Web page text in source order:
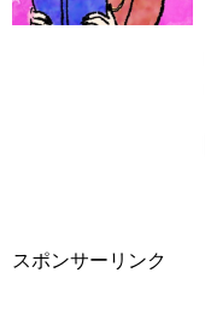
スポンサーリンク